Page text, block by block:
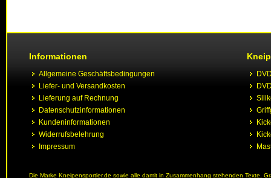
Informationen
Allgemeine Geschäftsbedingungen
Liefer- und Versandkosten
Lieferung auf Rechnung
Datenschutzinformationen
Kundeninformationen
Widerrufsbelehrung
Impressum
Die Marke Kneipensportler.de sowie alle damit in Zusammenhang stehenden Texte,